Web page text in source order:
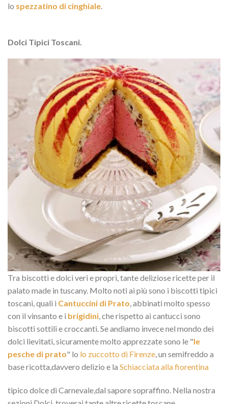
lo spezzatino di cinghiale.
Dolci Tipici Toscani.
Tra biscotti e dolci veri e propri, tante deliziose ricette per il
palato made in tuscany. Molto noti ai più sono i biscotti tipici
toscani, quali i Cantuccini di Prato, abbinati molto spesso
con il vinsanto e i brigidini, che rispetto ai cantucci sono
biscotti sottili e croccanti. Se andiamo invece nel mondo dei
dolci lievitati, sicuramente molto apprezzate sono le "le
pesche di prato" lo lo zuccotto di Firenze, un semifreddo a
base ricotta,davvero delizio e la Schiacciata alla fiorentina
tipico dolce di Carnevale,dal sapore sopraffino. Nella nostra